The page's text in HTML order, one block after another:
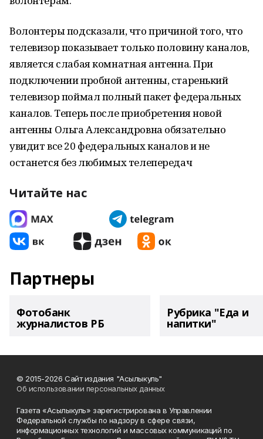
Волонтеры подсказали, что причиной того, что
телевизор показывает только половину каналов,
является слабая комнатная антенна. При
подключении пробной антенны, старенький
телевизор поймал полный пакет федеральных
каналов. Теперь после приобретения новой
антенны Ольга Александровна обязательно
увидит все 20 федеральных каналов и не
останется без любимых телепередач
Читайте нас
Партнеры
Фотобанк
журналистов РБ
Рубрика "Еда и
напитки"
© 2015-2026 Сайт издания "Асылыкуль"
Об использовании персональных данных
Газета «Асылыкуль» зарегистрирована в Управлении
Федеральной службы по надзору в сфере связи,
информационных технологий и массовых коммуникаций по